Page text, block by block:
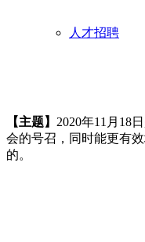
人才招聘
【主题】 2020年11月18
会的号召，同时能更有
的。